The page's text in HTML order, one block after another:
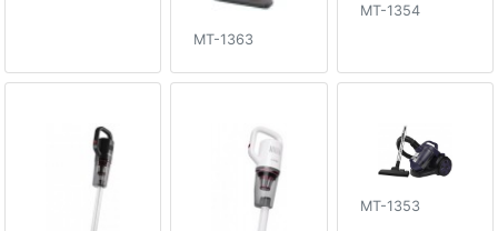
MT-1363
MT-1354
MT-1353